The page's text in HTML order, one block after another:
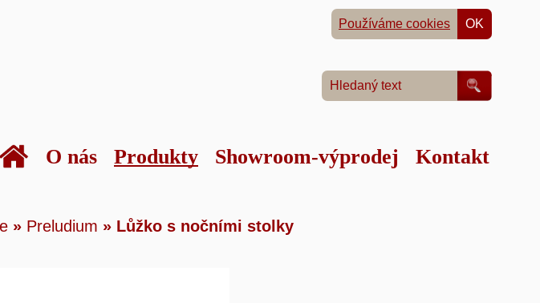
Používáme cookies OK
O nás Produkty Showroom-výprodej Kontakt
» Preludium »Lůžko s nočními stolky
restaurace » Preludium »